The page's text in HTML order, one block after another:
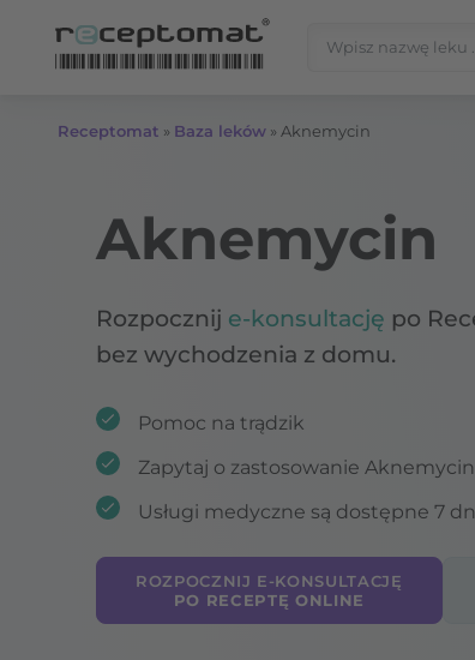
Receptomat » Baza leków » Aknemycin
Aknemycin
Rozpocznij e-konsultację po
bez wychodzenia z domu.
Pomoc na trądzik
Zapytaj o zastosowanie Aknemycin
Usługi medyczne są dostępne 7
ROZPOCZNIJ E-KONSULTACJĘ
PO RECEPTĘ ONLINE